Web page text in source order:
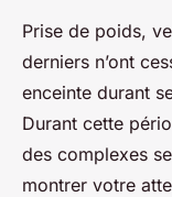
Prise de poids,
derniers n’ont
enceinte durant
Durant cette
des complexes
montrer votre